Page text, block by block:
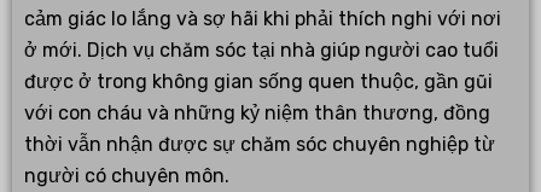
cảm giác lo lắng và sợ hãi khi phải thích nghi với nơi
ở mới. Dịch vụ chăm sóc tại nhà giúp người cao tuổi
được ở trong không gian sống quen thuộc, gần gũi
với con cháu và những kỷ niệm thân thương, đồng
thời vẫn nhận được sự chăm sóc chuyên nghiệp từ
người có chuyên môn.